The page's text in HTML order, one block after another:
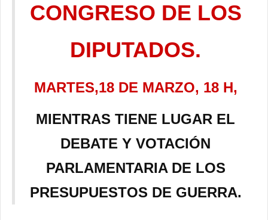
CONGRESO DE LOS
DIPUTADOS.
MARTES,18 DE MARZO, 18 H,
MIENTRAS TIENE LUGAR EL
DEBATE Y VOTACIÓN
PARLAMENTARIA DE LOS
PRESUPUESTOS DE GUERRA.